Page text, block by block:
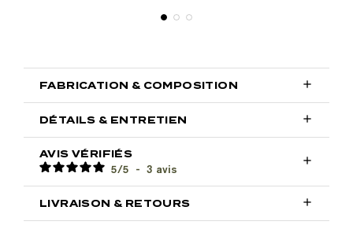
FABRICATION & COMPOSITION 
DÉTAILS & ENTRETIEN 
AVIS VÉRIFIÉS
5/5 - 3 avis

LIVRAISON & RETOURS 